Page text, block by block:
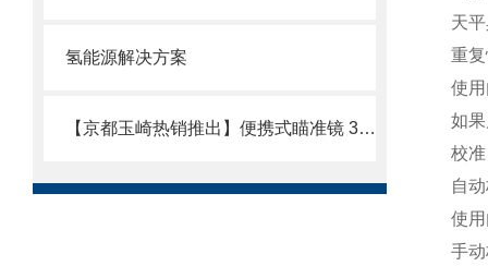
氢能源解决方案
【京都玉崎热销推出】便携式瞄准镜 3.9φ
天
重
使
如
校
自
使
手